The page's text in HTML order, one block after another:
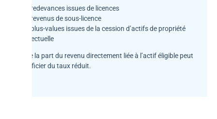
• les redevances issues de licences
• les revenus de sous-licence
• les plus-values issues de la cession d’actifs de propriété
intellectuelle
Seule la part du revenu directement liée à l’actif éligible peut
bénéficier du taux réduit.